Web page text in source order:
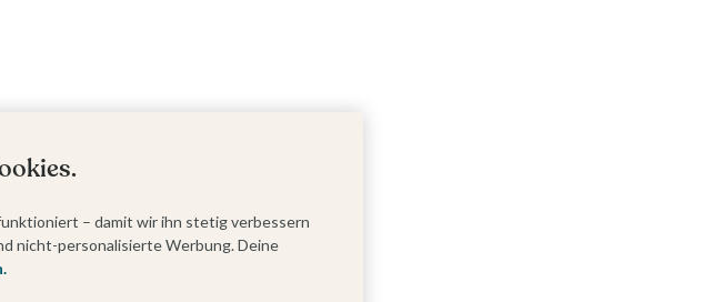
– damit wir ihn stetig verbessern
nicht-personalisierte Werbung. Deine